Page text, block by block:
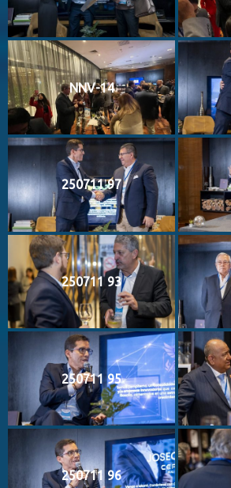
NNV-14
250711 97
250711 93
250711 95
250711 96